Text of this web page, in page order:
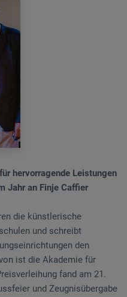
hervorragende Leistungen
Jahr an Finje Caffier
die künstlerische
und schreibt
den
ist die Akademie für
fand am 21.
und Zeugnisübergabe